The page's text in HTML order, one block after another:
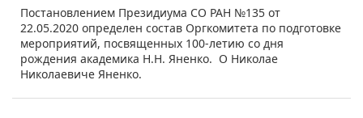
​​Постановлением Президиума СО РАН №135 от
22.05.2020 определен состав Оргкомитета по подготовке
мероприятий, посвященных 100-летию со дня
рождения академика Н.Н. Яненко. О Николае
Николаевиче Яненко.